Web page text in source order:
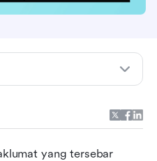
yang tersebar